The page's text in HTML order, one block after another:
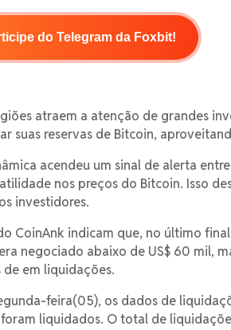
do Telegram da Foxbit!
atraem a atenção de grandes
suas reservas de Bitcoin,
acendeu um sinal de alerta
nos preços do Bitcoin. Isso
investidores.
CoinAnk indicam que, no último
negociado abaixo de US$ 60 mil,
de em liquidações.
feira(05), os dados de
liquidados. O total de